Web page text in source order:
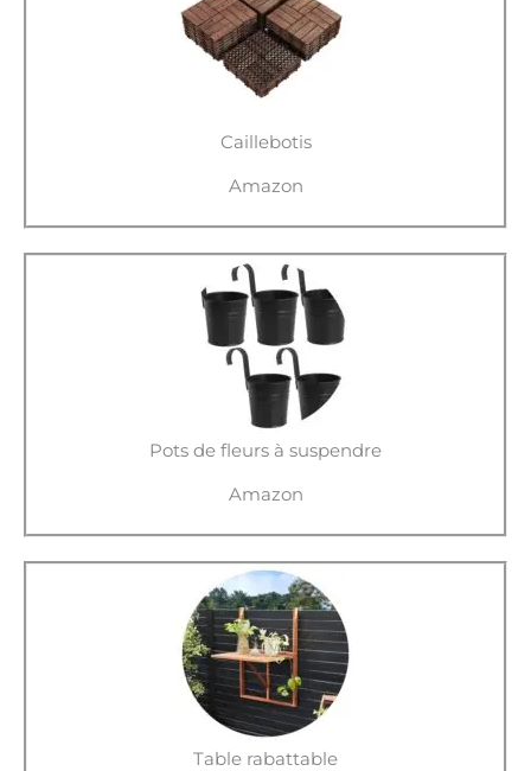
Caillebotis
Amazon
Pots de fleurs à suspendre
Amazon
Table rabattable